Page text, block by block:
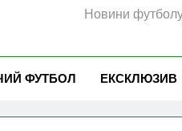
Новини футболу
ФУТБОЛ ЕКСКЛЮЗИВ